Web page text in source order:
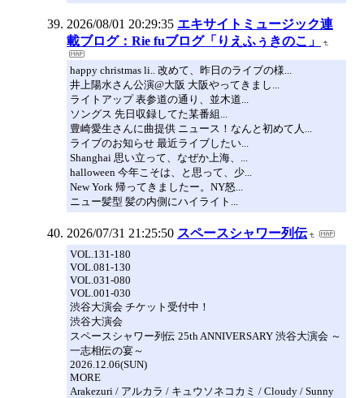
2026/08/01 20:29:35 エキサイトミュージック連
載ブログ：Rie fuブログ「りえふぅきのこ」
happy christmas li.. 改めて、昨日のライブの様...
井上陽水さん公演@大阪 大阪やってきまし...
ライトアップ 表参道の通り、並木道...
ソングス 先日収録してた某番組...
豊崎愛生さんに曲提供 ニュース！なんと初めて人...
ライブのお知らせ 最近ライブしたい...
Shanghai 思い立って、なぜか上海、...
halloween 今年こそは、と思って、少...
New York 帰ってきましたー。NY怒...
ニュー髪型 髪の内側にハイライト...
2026/07/31 21:25:50 スペースシャワー列伝
VOL.131-180
VOL.081-130
VOL.031-080
VOL.001-030
渋谷大演会 チケット受付中！
渋谷大演会
スペースシャワー列伝 25th ANNIVERSARY 渋谷大演会 ～
一志相伝の宴～
2026.12.06(SUN)
MORE
Arakezuri / アルカラ / キュウソネコカミ / Cloudy / Sunny